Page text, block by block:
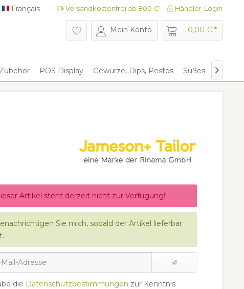
Français
Français Versandkostenfrei ab 800 €! Händler-Login
Mein Konto 0,00 € *
Zubehör POS Display Gewürze, Dips, Pestos Süßes Give

Artikel steht derzeit nicht zur Verfügung!
Sie mich, sobald der Artikel lieferbar
die Datenschutzbestimmungen zur Kenntnis